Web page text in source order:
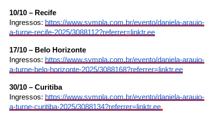
10/10 – Recife
Ingressos: https://www.sympla.com.br/evento/daniela-araujo-
a-turne-recife-2025/3088112?referrer= linktr.ee
17/10 – Belo Horizonte
Ingressos: https://www.sympla.com.br/evento/daniela-araujo-
a-turne-belo-horizonte-2025/3088168?referrer=linktr.ee
30/10 – Curitiba
Ingressos: https://www.sympla.com.br/evento/daniela-araujo-
a-turne-curitiba-2025/3088134?referrer=linktr.ee